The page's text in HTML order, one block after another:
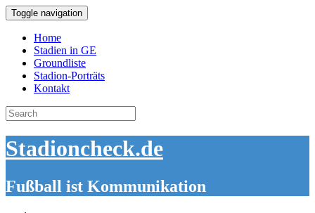
Toggle navigation
Home
Stadien in GE
Groundliste
Stadion-Porträts
Kontakt
Search
for:
Stadioncheck.de
Fußball ist Kommunikation